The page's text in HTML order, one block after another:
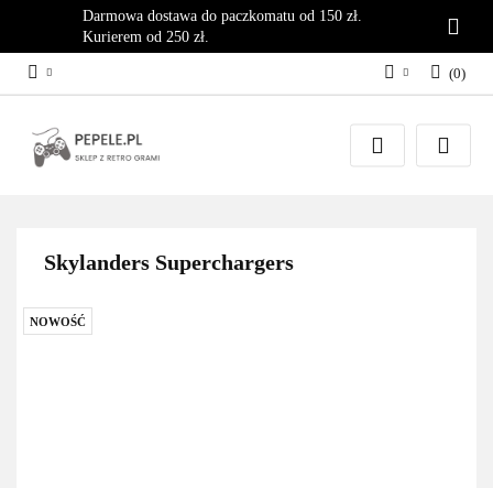
Darmowa dostawa do paczkomatu od 150 zł.
Kurierem od 250 zł.
Zaloguj się
Załóż konto
(0)
Skylanders Superchargers
NOWOŚĆ